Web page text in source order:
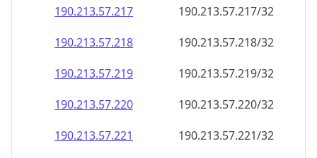
190.213.57.217
190.213.57.217/32
190.213.57.218
190.213.57.218/32
190.213.57.219
190.213.57.219/32
190.213.57.220
190.213.57.220/32
190.213.57.221
190.213.57.221/32